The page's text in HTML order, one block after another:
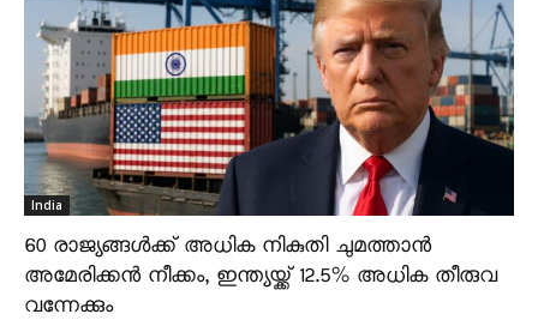
India
60 രാജ്യങ്ങൾക്ക് അധിക നികുതി ചുമത്താൻ
അമേരിക്കൻ നീക്കം, ഇന്ത്യയ്ക്ക് 12.5% അധിക തീരുവ
വന്നേക്കും